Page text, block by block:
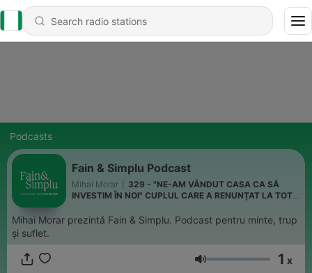
Podcasts
Fain & Simplu Podcast
Mihai Morar
329 - "NE-AM VÂNDUT CASA CA SĂ
INVESTIM ÎN NOI" CUPLUL CARE A RENUNȚAT LA TOT
Mihai Morar prezintă Fain & Simplu. Podcast pentru minte, trup
și suflet.
Volume 1 x